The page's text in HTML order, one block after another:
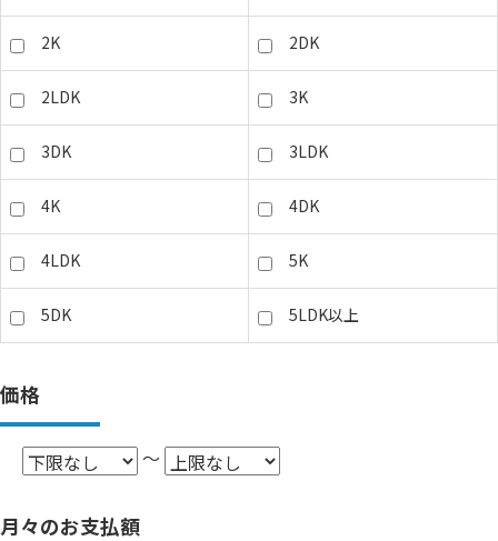
2K 2DK
2LDK 3K
3DK 3LDK
4K 4DK
4LDK 5K
5DK 5LDK以上
価格
～
月々のお支払額